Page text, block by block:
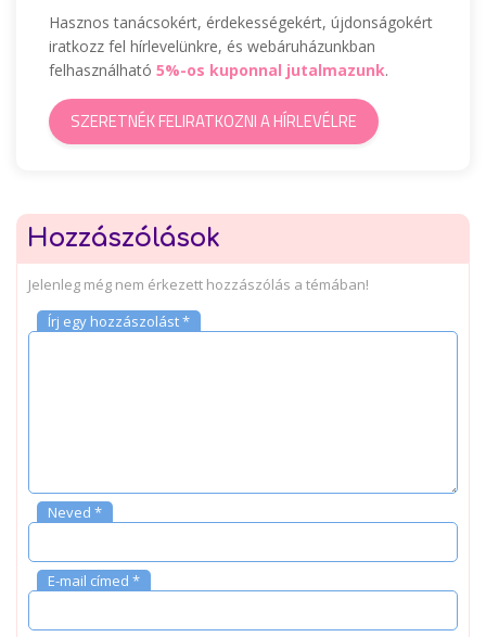
Hasznos tanácsokért, érdekességekért, újdonságokért
iratkozz fel hírlevelünkre, és webáruházunkban
felhasználható 5%-os kuponnal jutalmazunk.
SZERETNÉK FELIRATKOZNI A HÍRLEVÉLRE
Hozzászólások
Jelenleg még nem érkezett hozzászólás a témában!
Írj egy hozzászolást *
Neved *
E-mail címed *